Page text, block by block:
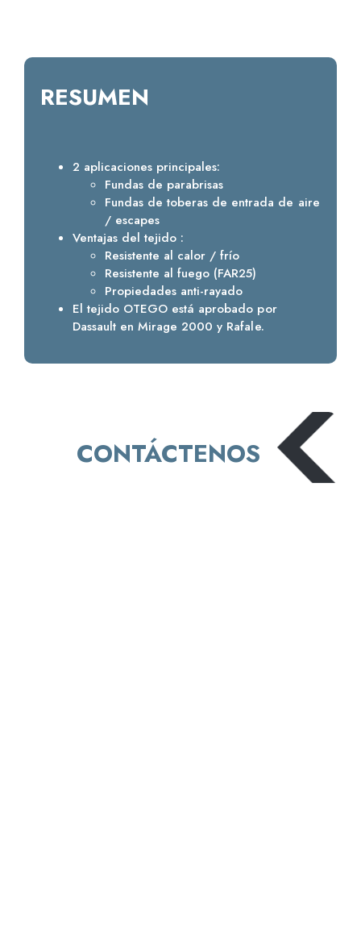
RESUMEN
2 aplicaciones principales:
Fundas de parabrisas
Fundas de toberas de entrada de aire
/ escapes
Ventajas del tejido :
Resistente al calor / frío
Resistente al fuego (FAR25)
Propiedades anti-rayado
El tejido OTEGO está aprobado por
Dassault en Mirage 2000 y Rafale.
CONTÁCTENOS